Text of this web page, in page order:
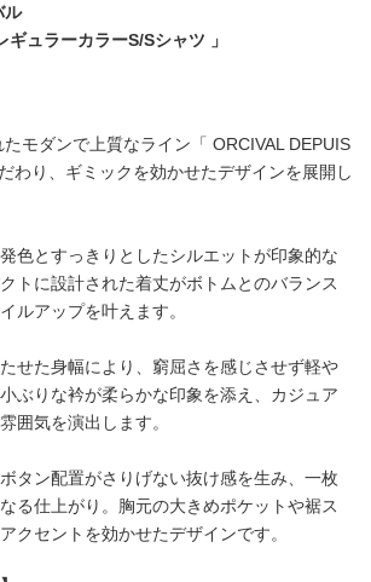
ル
ギュラーカラーS/Sシャツ 」
モダンで上質なライン「 ORCIVAL DEPUIS
わり、ギミックを効かせたデザインを展開し
色とすっきりとしたシルエットが印象的な
トに設計された着丈がボトムとのバランス
ルアップを叶えます。
せた身幅により、窮屈さを感じさせず軽や
ぶりな衿が柔らかな印象を添え、カジュア
囲気を演出します。
タン配置がさりげない抜け感を生み、一枚
る仕上がり。胸元の大きめポケットや裾ス
クセントを効かせたデザインです。